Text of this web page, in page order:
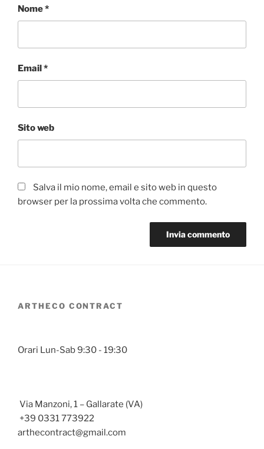
Nome*
Email*
Sito web
Salva il mio nome, email e sito web in questo
browser per la prossima volta che commento.
ARTHECO CONTRACT
Orari Lun-Sab 9:30 - 19:30
Via Manzoni, 1 – Gallarate (VA)
+39 0331 773922
arthecontract@gmail.com